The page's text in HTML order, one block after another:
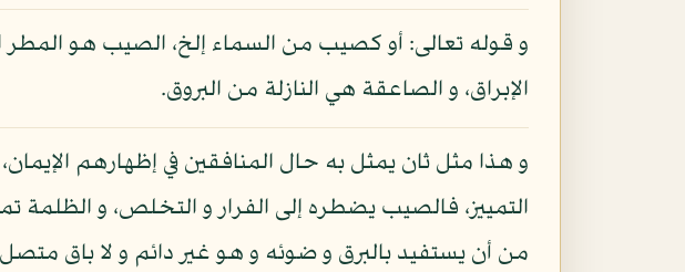
و قوله تعالى: أو كصيب من السماء إلخ، الصيب هو
الإبراق، و الصاعقة هي النازلة من البروق.
و هذا مثل ثان يمثل به حال المنافقين في إظهارهم
التمييز، فالصيب يضطره إلى الفرار و التخلص، و
من أن يستفيد بالبرق و ضوئه و هو غير دائم و لا باق